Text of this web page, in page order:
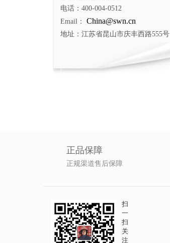
电话：400-004-0512
Email：
China@swn.cn
地址：江苏省昆山市庆丰西路555号
正品保障
正规渠道售后保障
扫
一
扫
关
注